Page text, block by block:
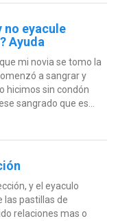
no eyacule
Ayuda
mi novia se tomo la
a sangrar y
hicimos sin condón
sangrado que es...
y el eyaculo
las pastillas de
relaciones mas o